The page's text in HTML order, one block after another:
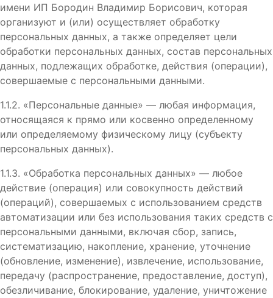
имени ИП Бородин Владимир Борисович, которая
организуют и (или) осуществляет обработку
персональных данных, а также определяет цели
обработки персональных данных, состав персональных
данных, подлежащих обработке, действия (операции),
совершаемые с персональными данными.
1.1.2. «Персональные данные» — любая информация,
относящаяся к прямо или косвенно определенному
или определяемому физическому лицу (субъекту
персональных данных).
1.1.3. «Обработка персональных данных» — любое
действие (операция) или совокупность действий
(операций), совершаемых с использованием средств
автоматизации или без использования таких средств с
персональными данными, включая сбор, запись,
систематизацию, накопление, хранение, уточнение
(обновление, изменение), извлечение, использование,
передачу (распространение, предоставление, доступ),
обезличивание, блокирование, удаление, уничтожение